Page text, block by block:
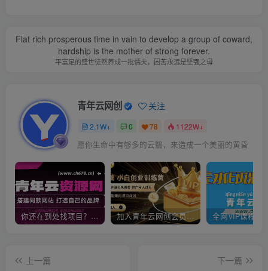
Flat rich prosperous time in vain to develop a group of coward,
hardship is the mother of strong forever.
平富足的盛世徒然养成一批懦夫，困苦永远是坚强之母
青年云网创 关注
2.1W+ 0 78 1122W+
愿你生命中有够多的云翳，来造成一个美丽的黄昏
你还在到处找项目？还在当韭菜？我靠卖项目一个月收入5万+，曾经我也是个失败者。 加入青年云网创会员，全站资源免费学习。加入高级合伙人，推广日入1000+
上一篇
下一篇